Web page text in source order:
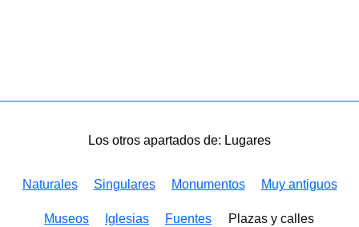
Los otros apartados de: Lugares
Naturales Singulares Monumentos Muy antiguos
Museos Iglesias Fuentes Plazas y calles